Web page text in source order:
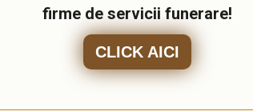
firme de servicii funerare!
CLICK AICI